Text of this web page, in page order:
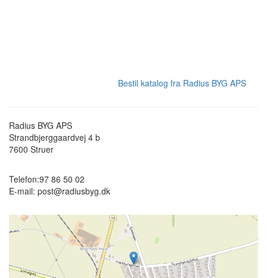
Bestil katalog fra Radius BYG APS
Radius BYG APS
Strandbjerggaardvej 4 b
7600 Struer
Telefon:97 86 50 02
E-mail: post@radiusbyg.dk